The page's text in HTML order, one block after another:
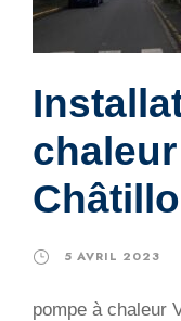
5 AVRIL 2023
pompe à chaleur